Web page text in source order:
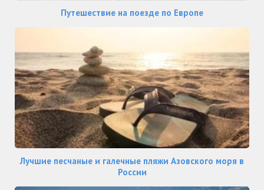
Путешествие на поезде по Европе
Лучшие песчаные и галечные пляжи Азовского моря в
России